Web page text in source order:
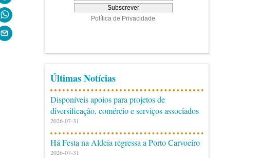
Últimas Notícias
Disponíveis apoios para projetos de
diversificação, comércio e serviços associados
2026-07-31
Há Festa na Aldeia regressa a Porto Carvoeiro
2026-07-31